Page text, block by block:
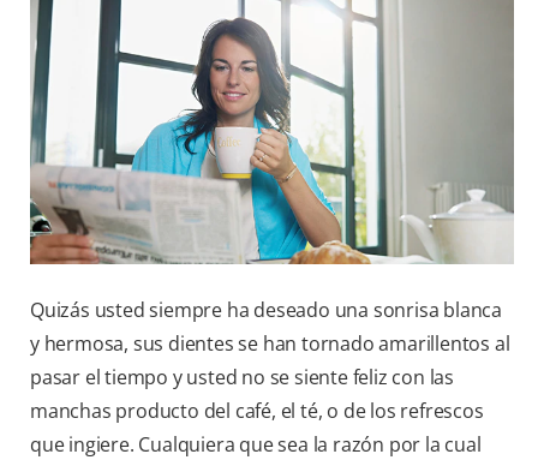
PARA PROFESIONALES
DONDE COMPRAR
Quizás usted siempre ha deseado una sonrisa blanca
y hermosa, sus dientes se han tornado amarillentos al
pasar el tiempo y usted no se siente feliz con las
manchas producto del café, el té, o de los refrescos
que ingiere. Cualquiera que sea la razón por la cual